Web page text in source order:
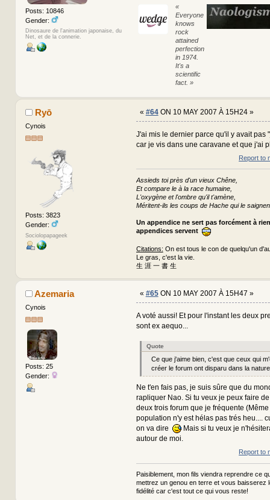
Posts: 10846
Gender:
Dinosaure de l'animation japonaise, du
Net, et de la connerie.
«
Everyone
knows
rock
attained
perfection
in 1974.
It's a
scientific
fact. »
Ryō
Cynois
Posts: 3823
Gender:
Sociolopapageek
« #64ON 10 MAY 2007 À 15H24 »
J'ai mis le dernier parce qu'il y avait pas
car je vis dans une caravane et que j'ai
Report to
Assieds toi près d'un vieux Chêne,
Et compare le à la race humaine,
L'oxygène et l'ombre qu'il t'amène,
Méritent-ils les coups de Hache qui le
Un appendice ne sert pas forcément à
appendices servent
Citations: On est tous le con de quelqu'un
Le gras, c'est la vie.
生 涯 一 書 生
Azemaria
Cynois
Posts: 25
Gender:
« #65ON 10 MAY 2007 À 15H47 »
A voté aussi! Et pour l'instant les deux
sont ex aequo...
Quote
Ce que j'aime bien, c'est que ceux qui
créer le forum ont disparu dans la
Ne t'en fais pas, je suis sûre que du
rapliquer Nao. Si tu veux je peux faire
deux trois forum que je fréquente
population n'y est hélas pas trés heu....
on va dire
Mais si tu veux je
autour de moi.
Report to
Paisiblement, mon fils viendra reprendre ce
mettrez un genou en terre et vous baisserez
fidélité car c'est tout ce qui vous reste!